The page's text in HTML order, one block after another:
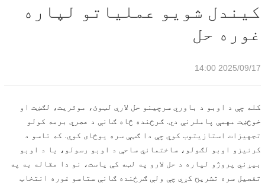
کیندل شویو عملیاتو لپاره
غوره حل
2025/09/17 14:00
کله چې د اوبو د باوري سرچینو حل لارې لټوئ، موثریت، لګښت او
خوځښت مهمې پاملرنې دي. ګرځنده څاه ګانې د عصري برمه کولو
تجهیزات استازیتوب کوي چې دا ګټې سره یوځای کوي. که تاسو د
کرنیزو اوبو لګولو، ساختماني ساحې د اوبو رسولو، یا د اوبو
بیړني پروژو لپاره د حل لارو په لټه کې یاست، نو دا مقاله به په
تفصیل سره تشریح کړي چې ولې ګرځنده ګانې ستاسو غوره انتخاب